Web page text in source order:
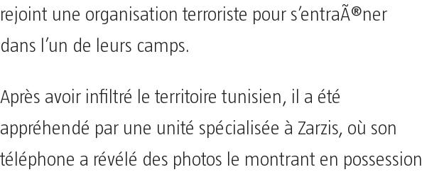
rejoint une organisation terroriste pour s’entraÃ®ner
dans l’un de leurs camps.
Après avoir infiltré le territoire tunisien, il a été
appréhendé par une unité spécialisée à Zarzis, où son
téléphone a révélé des photos le montrant en possession